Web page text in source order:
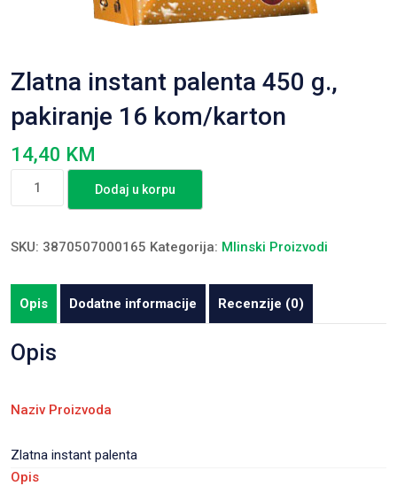
Zlatna instant palenta 450 g.,
pakiranje 16 kom/karton
14,40 KM
Zlatna
450
pakiranje
16
kom/karton
količina
Dodaj u korpu
SKU: 3870507000165 Kategorija: Mlinski Proizvodi
Opis Dodatne informacije Recenzije (0)
Opis
Naziv Proizvoda
Zlatna instant palenta
Opis